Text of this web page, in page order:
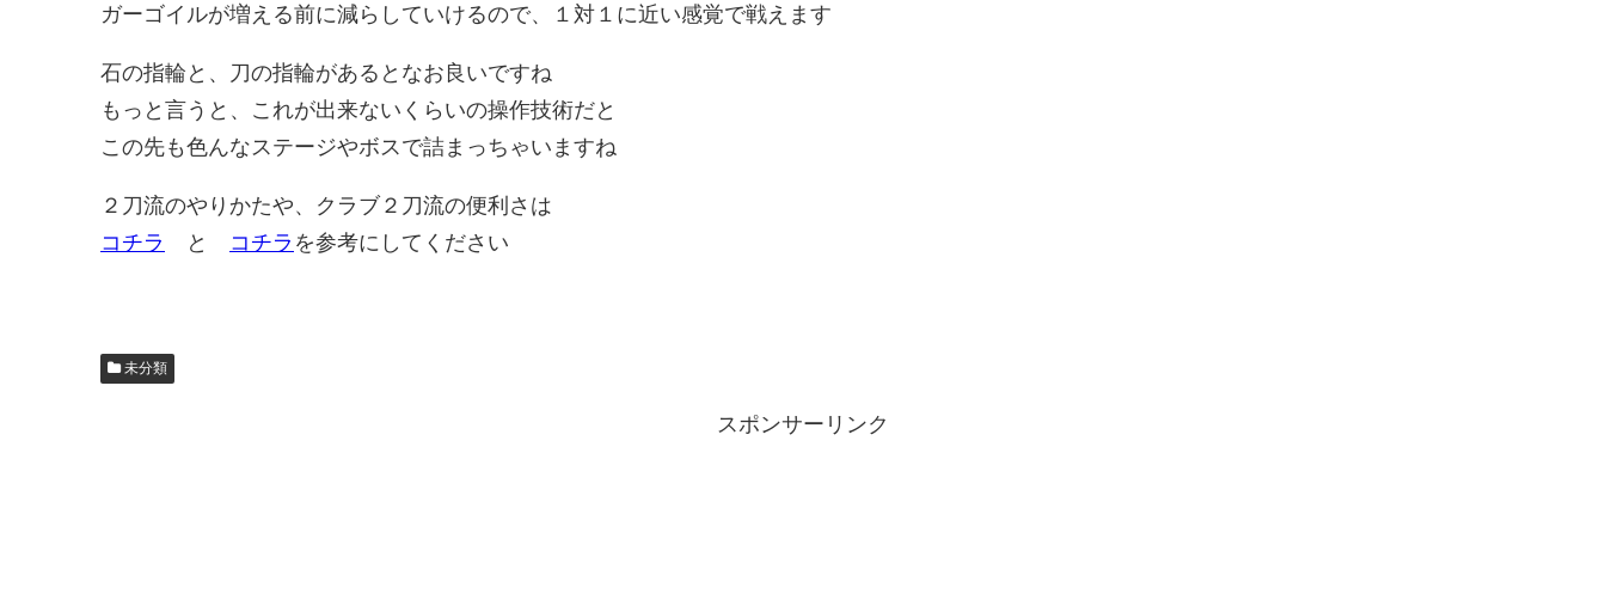
ガーゴイルが増える前に減らしていけるので、１対１に近い感覚で戦えます
石の指輪と、刀の指輪があるとなお良いですね
もっと言うと、これが出来ないくらいの操作技術だと
この先も色んなステージやボスで詰まっちゃいますね
２刀流のやりかたや、クラブ２刀流の便利さは
コチラ
と コチラ を参考にしてください
未分類
スポンサーリンク